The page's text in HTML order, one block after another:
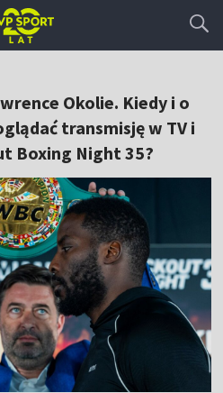
Okolie. Kiedy i o
transmisję w TV i
Boxing Night 35?